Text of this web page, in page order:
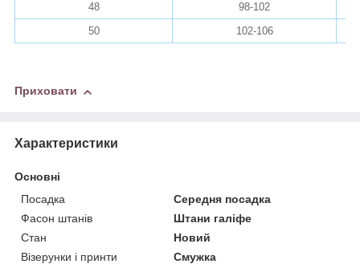
48
98-102
50
102-106
Приховати
Характеристики
Основні
Посадка
Середня посадка
Фасон штанів
Штани галіфе
Стан
Новий
Візерунки і принти
Смужка